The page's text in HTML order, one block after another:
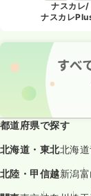
ナスカレ/
ナスカレ
都道府県で探す
北海道・東北北海道
北陸・甲信越新潟